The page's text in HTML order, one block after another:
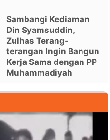
Sambangi Kediaman
Din Syamsuddin,
Zulhas Terang-
terangan Ingin Bangun
Kerja Sama dengan PP
Muhammadiyah